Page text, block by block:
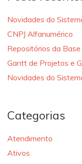
Novidades do
CNPJ Alfanumérico
Repositórios da
Gantt de Projetos e
Novidades do
Categorias
Atendimento
Ativos